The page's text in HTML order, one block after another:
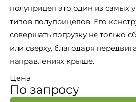
полуприцеп это один из самых
типов полуприцепов. Его
совершать погрузку не только
или сверху, благодаря
направлениях крыше.
Цена
По запросу